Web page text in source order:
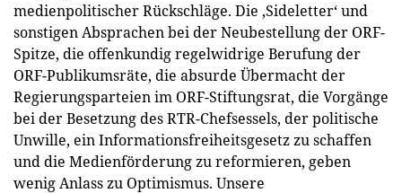
medienpolitischer Rückschläge. Die ‚Sideletter‘ und
sonstigen Absprachen bei der Neubestellung der ORF-
Spitze, die offenkundig regelwidrige Berufung der
ORF-Publikumsräte, die absurde Übermacht der
Regierungsparteien im ORF-Stiftungsrat, die Vorgänge
bei der Besetzung des RTR-Chefsessels, der politische
Unwille, ein Informationsfreiheitsgesetz zu schaffen
und die Medienförderung zu reformieren, geben
wenig Anlass zu Optimismus. Unsere